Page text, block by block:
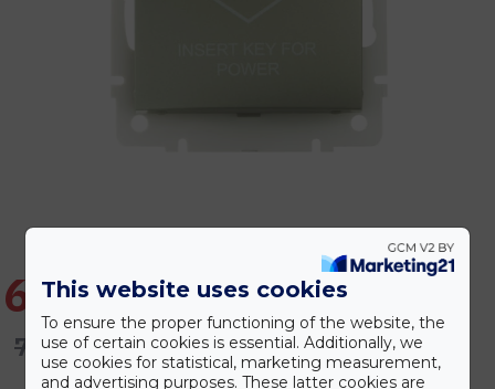
6.298 Ft
7.557 Ft
This website uses cookies
To ensure the proper functioning of the website, the
use of certain cookies is essential. Additionally, we
use cookies for statistical, marketing measurement,
and advertising purposes. These latter cookies are